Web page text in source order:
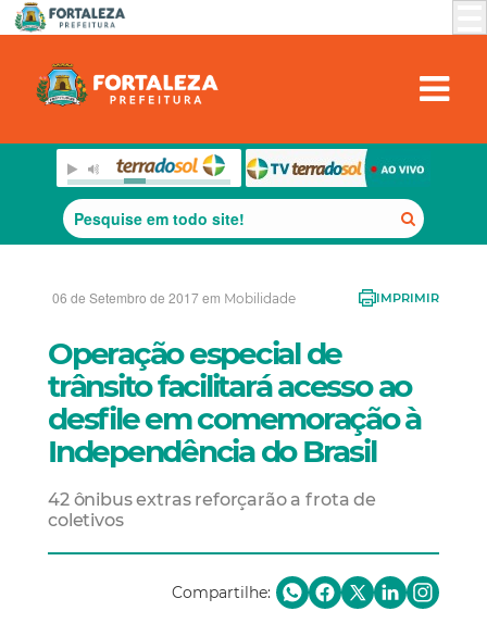
06 de Setembro de 2017 em Mobilidade IMPRIMIR
Operação especial de
trânsito facilitará acesso ao
desfile em comemoração à
Independência do Brasil
42 ônibus extras reforçarão a frota de
coletivos
Compartilhe: